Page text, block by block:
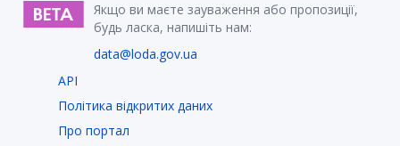
Якщо ви маєте зауваження або пропозиції,
будь ласка, напишіть нам:
data@loda.gov.ua
API
Політика відкритих даних
Про портал